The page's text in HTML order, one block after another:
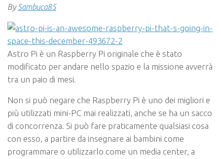
BySambuca85
Astro Pi è un Raspberry Pi originale che è stato
modificato per andare nello spazio e la missione avverrà
tra un paio di mesi.
Non si può negare che Raspberry Pi è uno dei migliori e
più utilizzati mini-PC mai realizzati, anche se ha un sacco
di concorrenza. Si può fare praticamente qualsiasi cosa
con esso, a partire da insegnare ai bambini come
programmare o utilizzarlo come un media center, a